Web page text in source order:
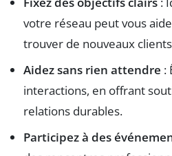
votre réseau peut vous
trouver de nouveaux
Aidez sans rien attendre :
interactions, en offrant
relations durables.
Participez à des